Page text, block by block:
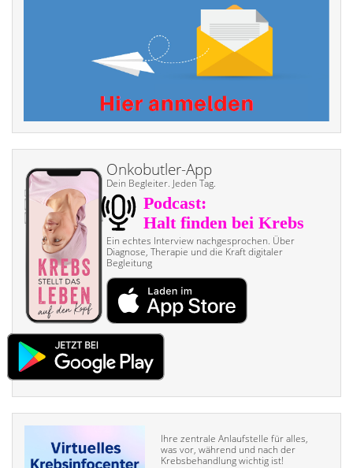
Onkobutler-App
Dein Begleiter. Jeden Tag.
Ein echtes Interview nach­gesprochen. Über
Diagnose, Therapie und die Kraft digitaler
Begleitung
Ihre zentrale Anlaufstelle für alles,
was vor, während und nach der
Krebsbehandlung wichtig ist!